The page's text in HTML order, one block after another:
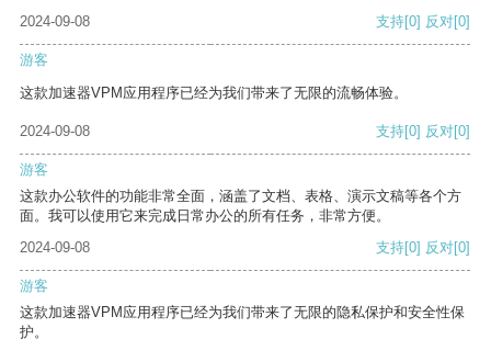
2024-09-08
支持[0] 反对[0]
游客
这款加速器VPM应用程序已经为我们带来了无限的流畅体验。
2024-09-08 支持[0] 反对[0]
游客
这款办公软件的功能非常全面，涵盖了文档、表格、演示文稿等各个方
面。我可以使用它来完成日常办公的所有任务，非常方便。
2024-09-08
支持[0] 反对[0]
游客
这款加速器VPM应用程序已经为我们带来了无限的隐私保护和安全性保
护。